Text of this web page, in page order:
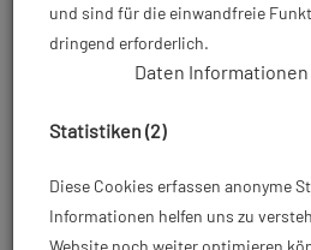
und sind für die einwandfreie
dringend erforderlich.
Daten
Statistiken (2)
Diese Cookies erfassen anonyme
Informationen helfen uns zu
Website noch weiter optimieren